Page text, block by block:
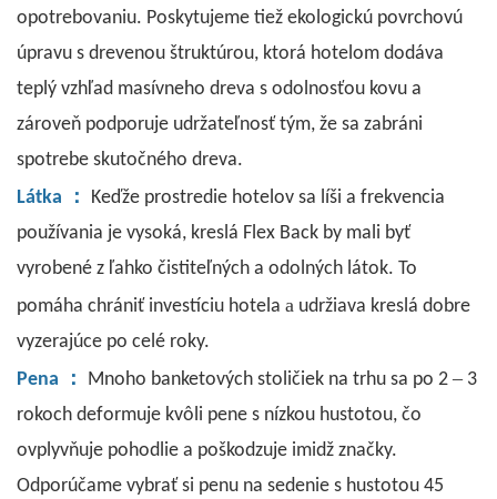
opotrebovaniu. Poskytujeme tiež ekologickú povrchovú
úpravu s drevenou štruktúrou, ktorá hotelom dodáva
teplý vzhľad masívneho dreva s odolnosťou kovu a
zároveň podporuje udržateľnosť tým, že sa zabráni
spotrebe skutočného dreva.
Látka
：
Keďže prostredie hotelov sa líši a frekvencia
používania je vysoká, kreslá Flex Back by mali byť
vyrobené z ľahko čistiteľných a odolných látok. To
pomáha chrániť investíciu hotela a udržiava kreslá dobre
vyzerajúce po celé roky.
Pena
： Mnoho banketových stoličiek na trhu sa po 2 – 3
rokoch deformuje kvôli pene s nízkou hustotou, čo
ovplyvňuje pohodlie a poškodzuje imidž značky.
Odporúčame vybrať si penu na sedenie s hustotou 45